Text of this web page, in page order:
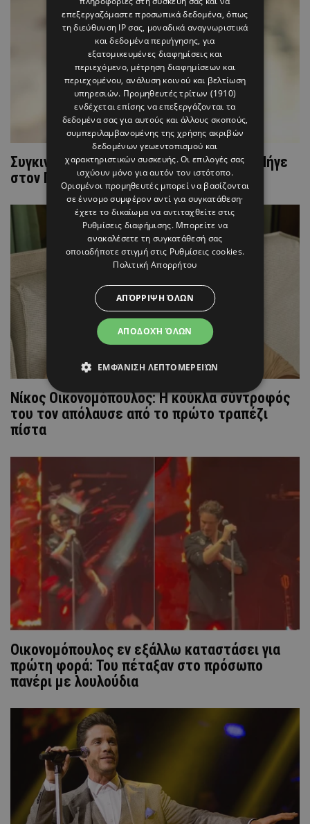
Συγκινημένος ο Νίκος Οικονομόπουλος: Πήγε
στον Πανάγιο Τάφο στα Ιεροσόλυμα
Νίκος Οικονομόπουλος: Η κούκλα σύντροφός
του τον απόλαυσε από το πρώτο τραπέζι
πίστα
Οικονομόπουλος εν εξάλλω καταστάσει για
πρώτη φορά: Του πέταξαν στο πρόσωπο
πανέρι με λουλούδια
επεξεργαζόμαστε προσωπικά δεδομένα, όπως
τη διεύθυνση IP σας, μοναδικά αναγνωριστικά
και δεδομένα περιήγησης, για
εξατομικευμένες διαφημίσεις και
περιεχόμενο, μέτρηση διαφημίσεων και
περιεχομένου, ανάλυση κοινού και βελτίωση
υπηρεσιών. Προμηθευτές τρίτων (1910)
ενδέχεται επίσης να επεξεργάζονται τα
δεδομένα σας για αυτούς και άλλους σκοπούς,
συμπεριλαμβανομένης της χρήσης ακριβών
δεδομένων γεωεντοπισμού και
χαρακτηριστικών συσκευής. Οι επιλογές σας
ισχύουν μόνο για αυτόν τον ιστότοπο.
Ορισμένοι προμηθευτές μπορεί να βασίζονται
σε έννομο συμφέρον αντί για συγκατάθεση·
έχετε το δικαίωμα να αντιταχθείτε στις
Ρυθμίσεις διαφήμισης. Μπορείτε να
ανακαλέσετε τη συγκατάθεσή σας
οποιαδήποτε στιγμή στις Ρυθμίσεις cookies.
Πολιτική Απορρήτου
ΑΠΟΔΟΧΉ ΌΛΩΝ
ΑΠΌΡΡΙΨΗ ΌΛΩΝ
ΕΜΦΆΝΙΣΗ ΛΕΠΤΟΜΕΡΕΙΏΝ